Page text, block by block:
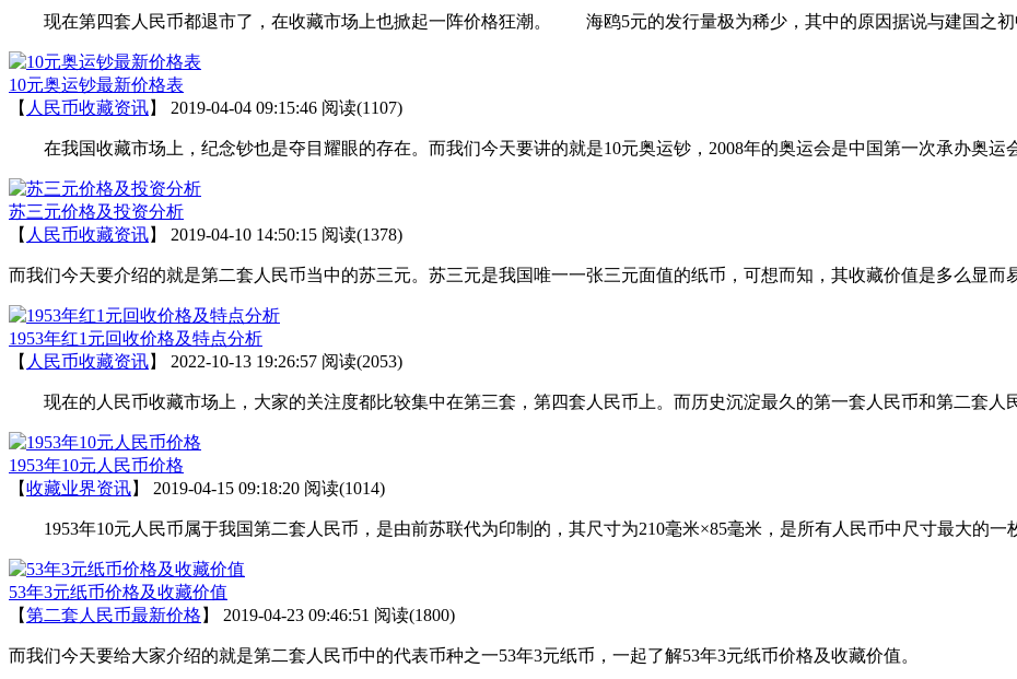
现在第四套人民币都退市了，在收藏市场上也掀起一阵价格狂潮。 海鸥5元的发行量极为稀少，其中的原因据说与建国之初
10元奥运钞最新价格表
【 人民币收藏资讯】 2019-04-04 09:15:46 阅读(1107)
在我国收藏市场上，纪念钞也是夺目耀眼的存在。而我们今天要讲的就是10元奥运钞，2008年的奥运会是中国第一次承办奥运
苏三元价格及投资分析
【 人民币收藏资讯】 2019-04-10 14:50:15 阅读(1378)
而我们今天要介绍的就是第二套人民币当中的苏三元。苏三元是我国唯一一张三元面值的纸币，可想而知，其收藏价值是多么显而
1953年红1元回收价格及特点分析
【 人民币收藏资讯】 2022-10-13 19:26:57 阅读(2053)
现在的人民币收藏市场上，大家的关注度都比较集中在第三套，第四套人民币上。而历史沉淀最久的第一套人民币和第二套人
1953年10元人民币价格
【收藏业界资讯】 2019-04-15 09:18:20 阅读(1014)
1953年10元人民币属于我国第二套人民币，是由前苏联代为印制的，其尺寸为210毫米×85毫米，是所有人民币中尺寸最大的一
53年3元纸币价格及收藏价值
【第二套人民币最新价格 】 2019-04-23 09:46:51 阅读(1800)
而我们今天要给大家介绍的就是第二套人民币中的代表币种之一53年3元纸币，一起了解53年3元纸币价格及收藏价值。